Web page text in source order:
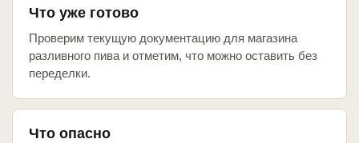
Что уже готово
Проверим текущую документацию для магазина
разливного пива и отметим, что можно оставить без
переделки.
Что опасно